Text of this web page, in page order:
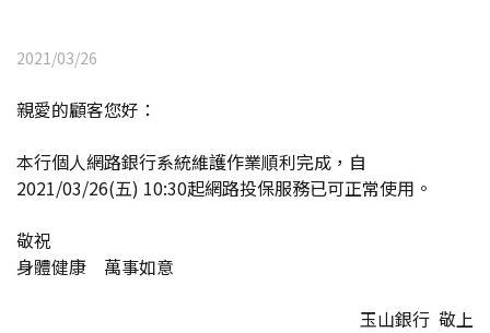
2021/03/26
親愛的顧客您好：
本行個人網路銀行系統維護作業順利完成，自
2021/03/26(五) 10:30起網路投保服務已可正常使用。
敬祝
身體健康 萬事如意
玉山銀行 敬上